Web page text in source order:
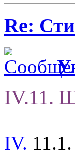
Re:
IV.11.
IV. 11.1.